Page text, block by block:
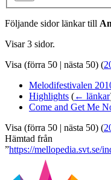
Följande sidor länkar till
Visar 3 sidor.
Visa (förra 50 | nästa 50) (
Melodifestivalen
Highlights (← länkar
Come and Get Me
Visa (förra 50 | nästa 50) (
Hämtad från
”https://mellopedia.svt.se/